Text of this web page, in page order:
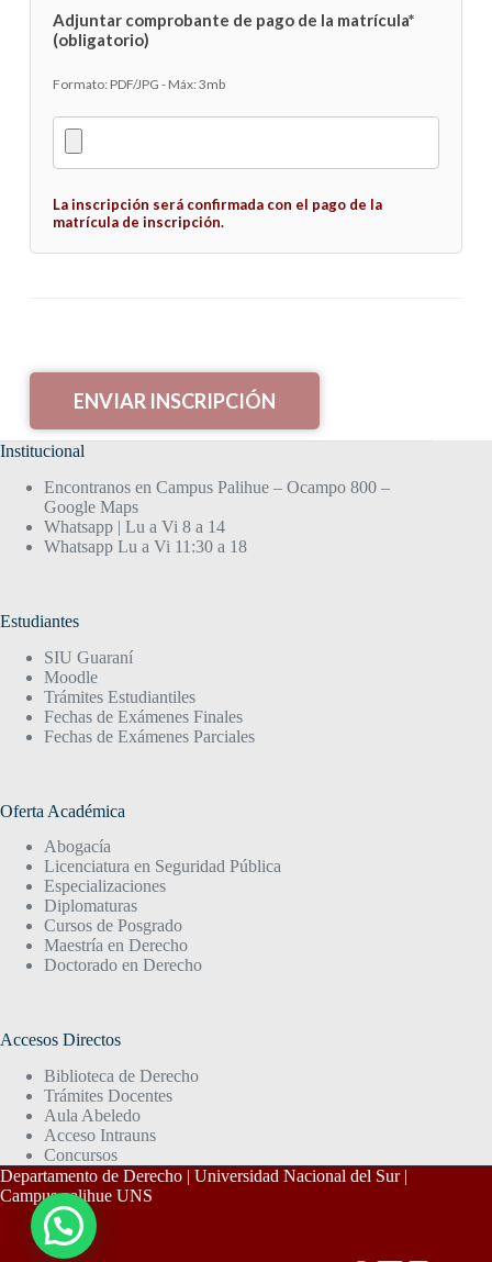
Adjuntar comprobante de pago de la matrícula*
(obligatorio)
Formato: PDF/JPG - Máx: 3mb
La inscripción será confirmada con el pago de la
matrícula de inscripción.
Institucional
Encontranos en Campus Palihue – Ocampo 800 –
Google Maps
Whatsapp | Lu a Vi 8 a 14
Whatsapp Lu a Vi 11:30 a 18
Estudiantes
SIU Guaraní
Moodle
Trámites Estudiantiles
Fechas de Exámenes Finales
Fechas de Exámenes Parciales
Oferta Académica
Abogacía
Licenciatura en Seguridad Pública
Especializaciones
Diplomaturas
Cursos de Posgrado
Maestría en Derecho
Doctorado en Derecho
Accesos Directos
Biblioteca de Derecho
Trámites Docentes
Aula Abeledo
Acceso Intrauns
Concursos
Departamento de Derecho | Universidad Nacional del Sur |
Campus palihue UNS